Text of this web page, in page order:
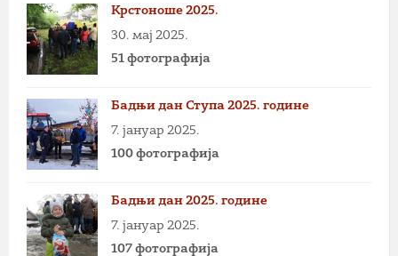
Крстоноше 2025.
30. мај 2025.
51 фотографија
Бадњи дан Ступа 2025. године
7. јануар 2025.
100 фотографија
Бадњи дан 2025. године
7. јануар 2025.
107 фотографија